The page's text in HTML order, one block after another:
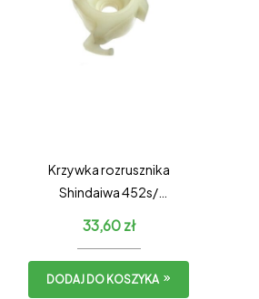
Krzywka rozrusznika
Shindaiwa 452s/
33,60zł
DODAJ DO KOSZYKA